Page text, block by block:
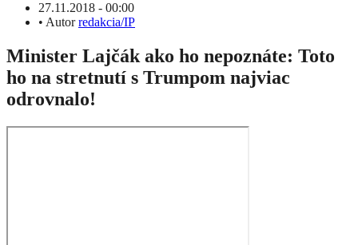
27.11.2018 - 00:00
• Autorredakcia/IP
Minister Lajčák ako ho nepoznáte: Toto
ho na stretnutí s Trumpom najviac
odrovnalo!